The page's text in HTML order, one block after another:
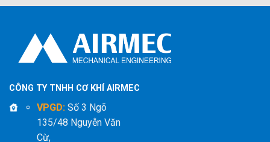
CÔNG TY TNHH CƠ KHÍ AIRMEC
VPGD:Số 3 Ngõ
135/48 Nguyễn Văn
Cừ,